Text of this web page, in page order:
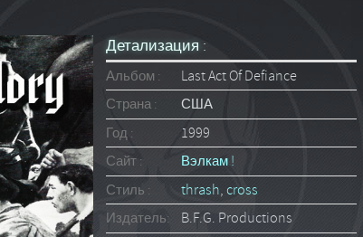
Детализация :
Альбом :
Last Act Of Defiance
Страна :
США
Год :
1999
Сайт :
Вэлкам !
Стиль :
thrash,cross
Издатель:
B.F.G. Productions